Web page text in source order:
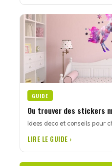
GUIDE
Ou trouver des stickers
Idees deco et conseils pour
LIRE LE GUIDE ›